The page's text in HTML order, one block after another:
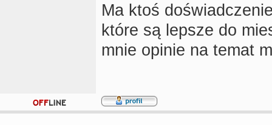
Ma ktoś
które są lepsze do
mnie opinie na temat